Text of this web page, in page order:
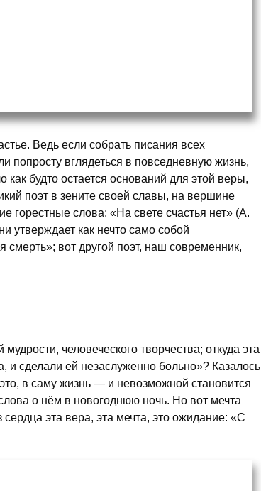
Ведь если собрать писания всех
попросту вглядеться в повседневную жизнь,
будто остается оснований для этой веры,
поэт в зените своей славы, на вершине
горестные слова: «На свете счастья нет» (А.
утверждает как нечто само собой
вот другой поэт, наш современник,
человеческого творчества; откуда эта
сделали ей незаслуженно больно»? Казалось
в саму жизнь — и невозможной становится
о нём в новогоднюю ночь. Но вот мечта
эта вера, эта мечта, это ожидание: «С